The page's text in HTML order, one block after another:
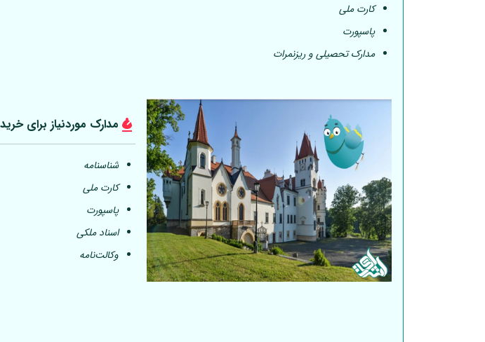
کارت ملی
پاسپورت
مدارک تحصیلی و ریزنمرات
مدارک موردنیاز برای
شناسنامه
کارت ملی
پاسپورت
اسناد ملکی
وکالت‌نامه